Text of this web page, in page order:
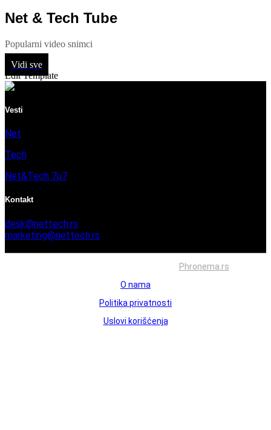
Net & Tech Tube
Popularni video snimci
Vidi sve
Edit Template
Vesti
Net
Tech
Net&Tech 7u7
Kontakt
desk@nettech.rs
marketing@nettech.rs
Phronema.rs
O nama
Politika privatnosti
Uslovi korišćenja